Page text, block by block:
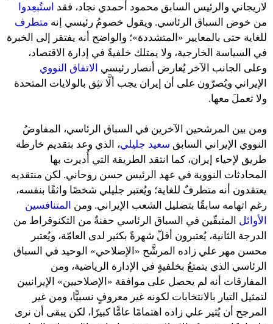
لاريجاني والرئيس السابق محمود أحمدي نجاد، فقد استُبعِدوا
من خوض السباق الرئاسي. ويقول خصومُ رئيسي إنه متطرف
للغاية حتى بالمعايير «المتشددة»؛ والواضح أنه يفتقر إلى الخبرة
في السياسة الخارجية، ولا يمتلك خلفيةً في إدارة الاقتصاد،
وعلى الجانب الآخر يُعارض أنصار رئيسي
الاتفاق النووي
الإيراني ويُصرّون على أن إيران يجب ألَّا تثِق بالولايات المتحدة
ولا تعملَ معها.
ومن بين المرشحين الآخرين في السباق الرئاسي، المفاوضُ
النووي الإيراني السابق سعيد جليلي، الذي وعد بتقديم خارطة
طريق لإحياء إيران، كما انتقد الطريقة التي أُديرت بها
المحادثات النووية في عهد الرئيس حسن روحاني. لكن منتقديه
يعتقدون أنه متطرفٌ للغاية؛ ويُعتبر جليلي شخصًا واثقًا بنفسه،
رغم اتهامه سابقًا بتضليل الشعب الإيراني. ومن المتنافسين
الأوائل المتبقّين في السباق الرئاسي حفنةٌ من التكنوقراط من
الدرجة الثانية، يُعتبرون أقلّ شهرةً بكثير لدى العامّة، ويُعتبر
محسن مهر علي زاده المرشَّح «الإصلاحي» الوحيد في السباق
الرئاسي الذي يتمتعُ بخلفيةٍ في الإدارة الرياضية، ومن
المفارقات أنه لم يحصل على موافقة «الإصلاحيين» الإيرانيين
لتمثيل التيار بالانتخابات لكونه غير معروفٍ نسبيًّا، ومن غير
المرجح أن يُثير علي زاده اهتمامًا عامًّا كبيرًا، لكن يبقى أن نرى